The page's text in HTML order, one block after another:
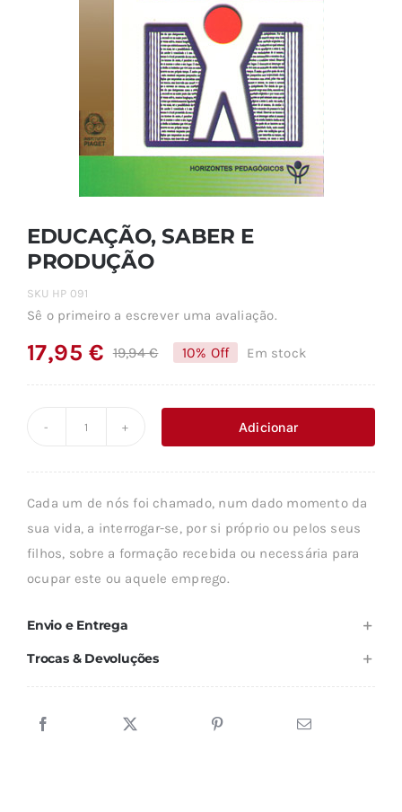
EDUCAÇÃO, SABER E
PRODUÇÃO
SKU HP 091
Sê o primeiro a escrever uma avaliação.
19,94€O
original
era:
17,95€
O
é:
10% Off Em stock
Adicionar
Cada um de nós foi chamado, num dado momento da
sua vida, a interrogar-se, por si próprio ou pelos seus
filhos, sobre a formação recebida ou necessária para
ocupar este ou aquele emprego.
Envio e Entrega
Trocas & Devoluções